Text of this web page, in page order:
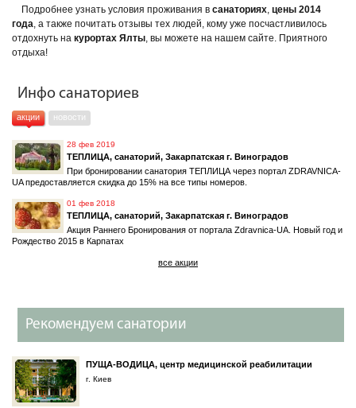
Подробнее узнать условия проживания в санаториях, цены 2014
года, а также почитать отзывы тех людей, кому уже посчастливилось
отдохнуть на курортах Ялты, вы можете на нашем сайте. Приятного
отдыха!
Инфо санаториев
акции новости
28 фев 2019
ТЕПЛИЦА, санаторий, Закарпатская г. Виноградов
При бронировании санатория ТЕПЛИЦА через портал ZDRAVNICA-
UA предоставляется скидка до 15% на все типы номеров.
01 фев 2018
ТЕПЛИЦА, санаторий, Закарпатская г. Виноградов
Акция Раннего Бронирования от портала Zdravnica-UA. Новый год и
Рождество 2015 в Карпатах
все акции
Рекомендуем санатории
ПУЩА-ВОДИЦА, центр медицинской реабилитации
г. Киев